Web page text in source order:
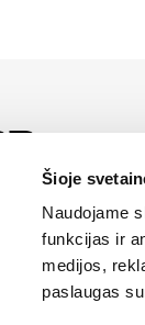
Šioje
Naudojame
funkcijas ir
medijos,
paslaugas
servisa